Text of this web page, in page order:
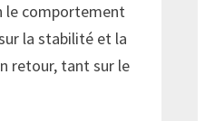
le comportement
la stabilité et la
retour, tant sur le